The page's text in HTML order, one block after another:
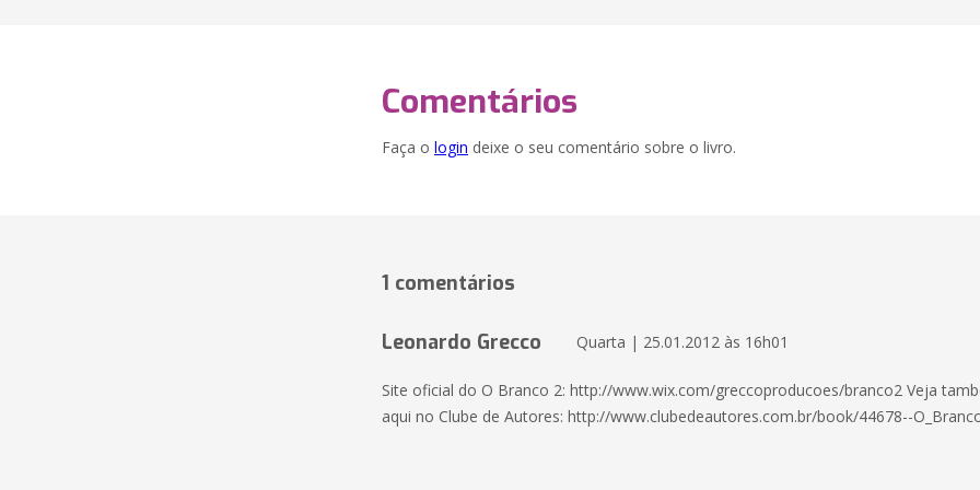
Comentários
Faça o login deixe o seu comentário sobre o livro.
1 comentários
Leonardo Grecco Quarta | 25.01.2012 às 16h01
Site oficial do O Branco 2: http://www.wix.com/greccoproducoes/branco2 Veja
aqui no Clube de Autores: http://www.clubedeautores.com.br/book/44678--